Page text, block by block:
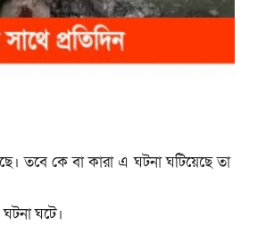
তবে কে বা কারা এ ঘটনা ঘটিয়েছে তা
ঘটে।